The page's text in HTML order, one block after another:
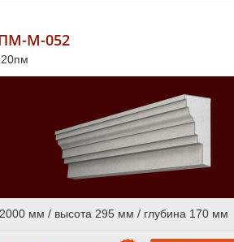
М-052
мм / высота 295 мм / глубина 170 мм